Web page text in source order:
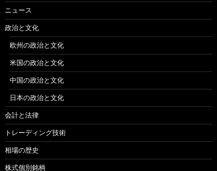
ニュース
政治と文化
欧州の政治と文化
米国の政治と文化
中国の政治と文化
日本の政治と文化
会計と法律
トレーディング技術
相場の歴史
株式個別銘柄